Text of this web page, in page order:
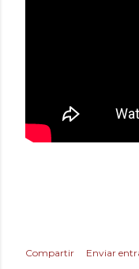
Compartir Enviar